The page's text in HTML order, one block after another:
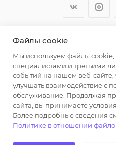
2026 © ООО "Вайт
Любая информация на
характер и не
определяемой
Гражданского кодекса
Использование любых
на https://opt-milena.ru,
наличии письменного
активной ссылки на
Файлы cookie
Мы используем файлы
специалистами и третьими
событий на нашем веб-сайте,
улучшать взаимодействие с
обслуживание. Продолжая
сайта, вы принимаете
Более подробные сведения
Политике в отношении